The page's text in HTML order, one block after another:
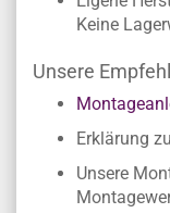
Keine
Unsere
Erklärung
Unsere